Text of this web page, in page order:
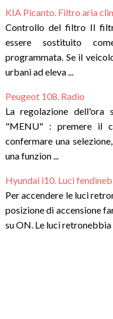
KIA Picanto. Filtro aria
Controllo del filtro Il
essere sostituito
programmata. Se il
urbani ad eleva ...
Peugeot 108. Radio
La regolazione dell'ora
"MENU" : premere il
confermare una
una funzion ...
Hyundai i10. Luci
Per accendere le luci
posizione di accensione
su ON. Le luci